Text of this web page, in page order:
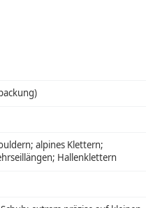
alpines Klettern;
Hallenklettern